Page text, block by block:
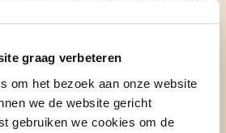
graag verbeteren
om het bezoek aan onze website
we de website gericht
gebruiken we cookies om de
soepel kunnen bewegen ten
hier kan men klachten
die bij artrose kunnen
en zwelling.